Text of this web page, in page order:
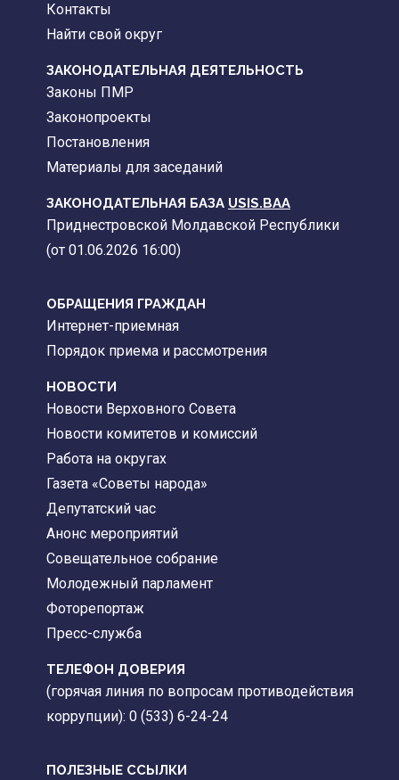
Контакты
Найти свой округ
ЗАКОНОДАТЕЛЬНАЯ ДЕЯТЕЛЬНОСТЬ
Законы ПМР
Законопроекты
Постановления
Материалы для заседаний
ЗАКОНОДАТЕЛЬНАЯ БАЗА USIS.BAA
Приднестровской Молдавской Республики
(от 01.06.2026 16:00)
ОБРАЩЕНИЯ ГРАЖДАН
Интернет-приемная
Порядок приема и рассмотрения
НОВОСТИ
Новости Верховного Совета
Новости комитетов и комиссий
Работа на округах
Газета «Советы народа»
Депутатский час
Анонс мероприятий
Совещательное собрание
Молодежный парламент
Фоторепортаж
Пресс-служба
ТЕЛЕФОН ДОВЕРИЯ
(горячая линия по вопросам противодействия
коррупции): 0 (533) 6-24-24
ПОЛЕЗНЫЕ ССЫЛКИ